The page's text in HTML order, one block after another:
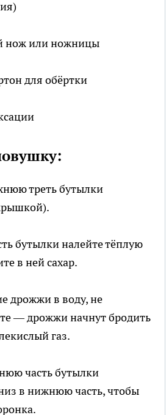
нож или ножницы
для обёртки
треть бутылки
бутылки налейте тёплую
в ней сахар.
дрожжи в воду, не
— дрожжи начнут бродить
газ.
часть бутылки
в нижнюю часть, чтобы